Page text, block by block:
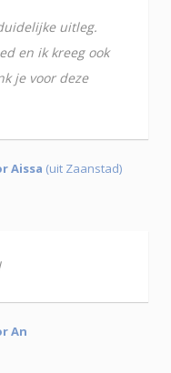
uitleg.
en ik kreeg ook
je voor deze
Aissa (uit Zaanstad)
An